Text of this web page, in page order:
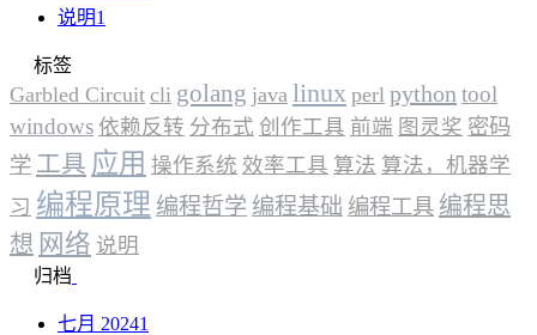
说明1
标签
Garbled Circuit cli golang java linux perl python tool
windows 依赖反转 分布式 创作工具 前端 图灵奖 密码
学 工具 应用 操作系统 效率工具 算法 算法，机器学
习 编程原理 编程哲学 编程基础 编程工具 编程思
想 网络 说明
归档
七月 20241